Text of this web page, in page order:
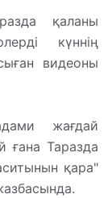
қаланы
күннің
видеоны
жағдай
ғана Таразда
қара"